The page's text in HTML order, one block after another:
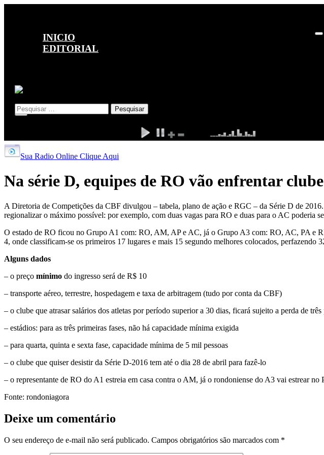
INICIO
EDITORIAL
X
Sua Radio Online Clique Aqui
Na série D, equipes de RO vão enfrentar
A Diretoria de Competições da CBF divulgou – tabela, plano de ação e RGC – da Série D de
regionalizar o máximo possível: por exemplo, com duas vagas para RO e duas para o AC poderia
O estado de RO ficou no Grupo A1 com: RO, AM, AP e AC, já o Grupo A3 com: RO, AC, PA e
4, onde classificam-se os primeiros 17 lugares e mais 15 segundo melhores colocados, perfazendo
Alguns dados
– o preço mínimo do ingresso será de R$ 10
– transporte aéreo, terrestre, hospedagem e taxa de arbitragem (tudo por conta da CBF)
– o clube que atrasar salários dos atletas por período superior a 30 dias, ficará sujeito a perda de três
– estádios: para as três primeiras fases, não há capacidade mínima exigida
– para quarta, quinta e sexta fase, capacidade mínima de 5 mil pessoas
– o clube que quiser desistir da Série D-2016 tem até o dia 28 de abril para fazê-lo
– o representante de RO do A1 estreia em casa contra o AM, já o rondoniense do A3 vai estrear
Fonte: rondoniagora
Deixe um comentário
O seu endereço de e-mail não será publicado. Campos obrigatórios são marcados com *